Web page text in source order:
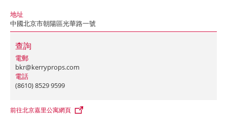
地址
中國北京市朝陽區光華路一號
查詢
電郵
bkr@kerryprops.com
電話
(8610) 8529 9599
前往北京嘉里公寓網頁